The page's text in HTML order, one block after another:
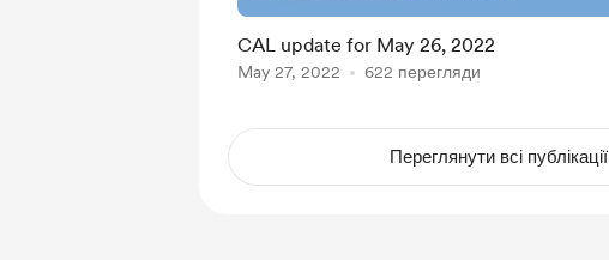
CAL update for May 26, 2022
May 27, 2022 622 перегляди
Переглянути всі публікації